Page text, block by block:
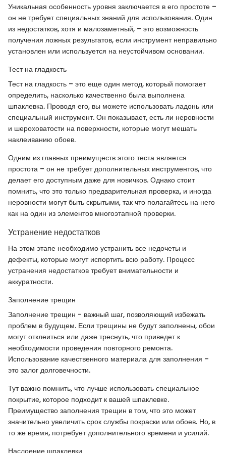
Уникальная особенность уровня заключается в его простоте –
он не требует специальных знаний для использования. Один
из недостатков, хотя и малозаметный, – это возможность
получения ложных результатов, если инструмент неправильно
установлен или используется на неустойчивом основании.
Тест на гладкость
Тест на гладкость – это еще один метод, который помогает
определить, насколько качественно была выполнена
шпаклевка. Проводя его, вы можете использовать ладонь или
специальный инструмент. Он показывает, есть ли неровности
и шероховатости на поверхности, которые могут мешать
наклеиванию обоев.
Одним из главных преимуществ этого теста является
простота – он не требует дополнительных инструментов, что
делает его доступным даже для новичков. Однако стоит
помнить, что это только предварительная проверка, и иногда
неровности могут быть скрытыми, так что полагайтесь на него
как на один из элементов многоэтапной проверки.
Устранение недостатков
На этом этапе необходимо устранить все недочеты и
дефекты, которые могут испортить всю работу. Процесс
устранения недостатков требует внимательности и
аккуратности.
Заполнение трещин
Заполнение трещин - важный шаг, позволяющий избежать
проблем в будущем. Если трещины не будут заполнены, обои
могут отклеиться или даже треснуть, что приведет к
необходимости проведения повторного ремонта.
Использование качественного материала для заполнения –
это залог долговечности.
Тут важно помнить, что лучше использовать специальное
покрытие, которое подходит к вашей шпаклевке.
Преимущество заполнения трещин в том, что это может
значительно увеличить срок службы покраски или обоев. Но, в
то же время, потребует дополнительного времени и усилий.
Наслоение шпаклевки